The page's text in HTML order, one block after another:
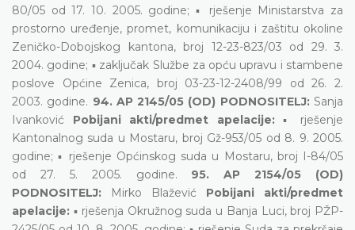
80/05 od 17. 10. 2005. godine; ▪ rješenje Ministarstva za
prostorno uređenje, promet, komunikaciju i zaštitu okoline
Zeničko-Dobojskog kantona, broj 12-23-823/03 od 29. 3.
2004. godine; ▪ zaključak Službe za opću upravu i stambene
poslove Općine Zenica, broj 03-23-12-2408/99 od 26. 2.
2003. godine. 94. AP 2145/05 (OD) PODNOSITELJ: Sanja
Ivanković Pobijani akti/predmet apelacije:▪ rješenje
Kantonalnog suda u Mostaru, broj Gž-953/05 od 8. 9. 2005.
godine; ▪ rješenje Općinskog suda u Mostaru, broj I-84/05
od 27. 5. 2005. godine. 95. AP 2154/05 (OD)
PODNOSITELJ:
Mirko Blažević Pobijani akti/predmet
apelacije: ▪ rješenja Okružnog suda u Banja Luci, broj PŽP-